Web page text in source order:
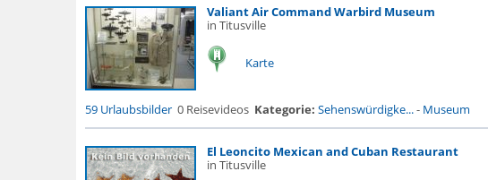
Valiant Air Command Warbird Museum
in Titusville
Karte
59 Urlaubsbilder 0 Reisevideos Kategorie: Sehenswürdigke...- Museum
El Leoncito Mexican and Cuban Restaurant
in Titusville